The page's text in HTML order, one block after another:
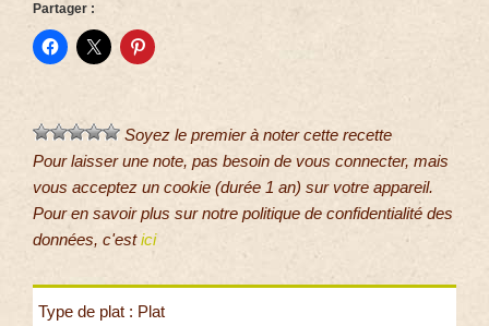
Partager :
Soyez le premier à noter cette recette
Pour laisser une note, pas besoin de vous connecter, mais
vous acceptez un cookie (durée 1 an) sur votre appareil.
Pour en savoir plus sur notre politique de confidentialité des
données, c'estici
Type de plat : Plat